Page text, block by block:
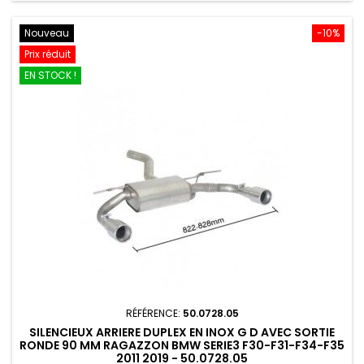
-10%
Nouveau
Prix réduit
EN STOCK !
RÉFÉRENCE: 50.0728.05
SILENCIEUX ARRIERE DUPLEX EN INOX G D AVEC SORTIE
RONDE 90 MM RAGAZZON BMW SERIE3 F30-F31-F34-F35
2011 2019 - 50.0728.05